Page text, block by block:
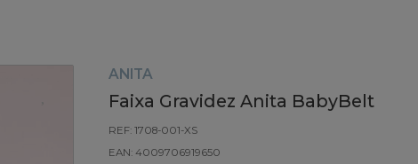
ANITA
Faixa Gravidez Anita BabyBelt
REF: 1708-001-XS
EAN: 4009706919650